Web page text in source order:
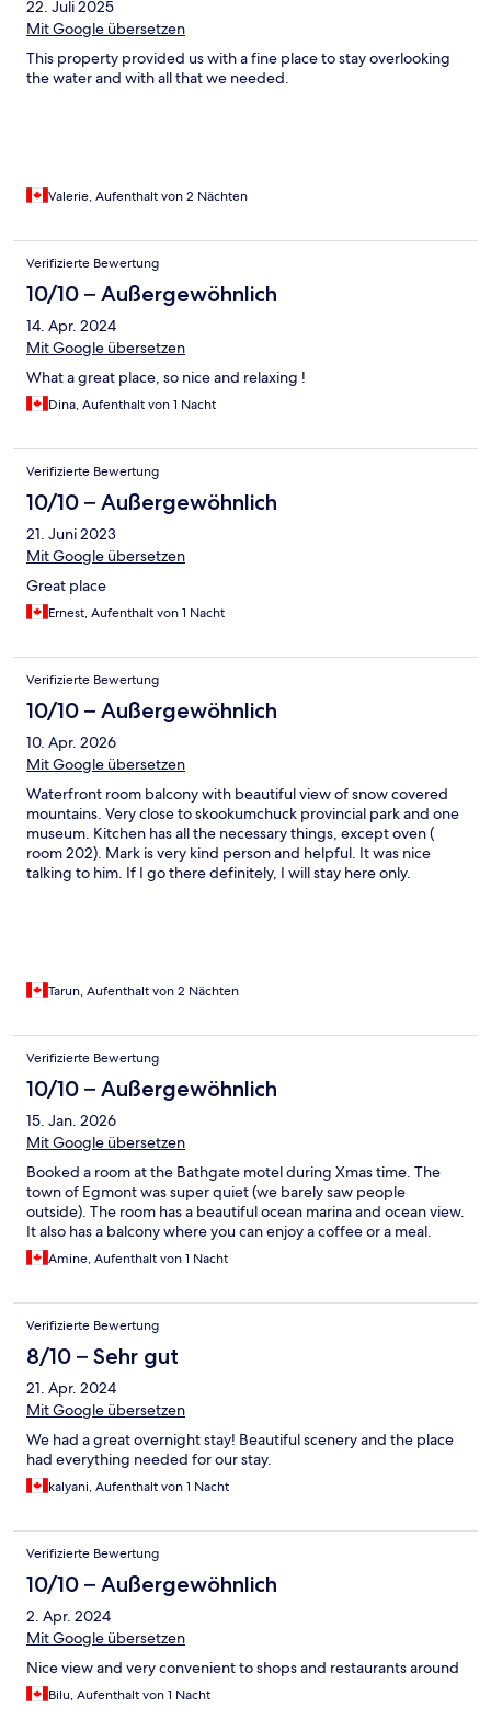
22. Juli 2025
Mit Google übersetzen
This property provided us with a fine place to stay overlooking
the water and with all that we needed.
Valerie, Aufenthalt von 2 Nächten
Verifizierte Bewertung
10/10 – Außergewöhnlich
14. Apr. 2024
Mit Google übersetzen
What a great place, so nice and relaxing !
Dina, Aufenthalt von 1 Nacht
Verifizierte Bewertung
10/10 – Außergewöhnlich
21. Juni 2023
Mit Google übersetzen
Great place
Ernest, Aufenthalt von 1 Nacht
Verifizierte Bewertung
10/10 – Außergewöhnlich
10. Apr. 2026
Mit Google übersetzen
Waterfront room balcony with beautiful view of snow covered
mountains. Very close to skookumchuck provincial park and one
museum. Kitchen has all the necessary things, except oven (
room 202). Mark is very kind person and helpful. It was nice
talking to him. If I go there definitely, I will stay here only.
Tarun, Aufenthalt von 2 Nächten
Verifizierte Bewertung
10/10 – Außergewöhnlich
15. Jan. 2026
Mit Google übersetzen
Booked a room at the Bathgate motel during Xmas time. The
town of Egmont was super quiet (we barely saw people
outside). The room has a beautiful ocean marina and ocean view.
It also has a balcony where you can enjoy a coffee or a meal.
Amine, Aufenthalt von 1 Nacht
Verifizierte Bewertung
8/10 – Sehr gut
21. Apr. 2024
Mit Google übersetzen
We had a great overnight stay! Beautiful scenery and the place
had everything needed for our stay.
kalyani, Aufenthalt von 1 Nacht
Verifizierte Bewertung
10/10 – Außergewöhnlich
2. Apr. 2024
Mit Google übersetzen
Nice view and very convenient to shops and restaurants around
Bilu, Aufenthalt von 1 Nacht